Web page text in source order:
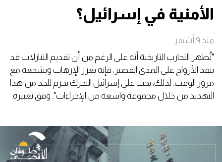
الأمنية في إسرائيل؟
منذ ٩ أشهر
"تُظهر التجارب التاريخية أنه على الرغم من أن تقديم التنازلات قد
ينقذ الأرواح على المدى القصير، فإنه يعزز الإرهاب ويشجعه مع
مرور الوقت. لذلك، يجب على إسرائيل التحرك بحزم للحد من هذا
التهديد من خلال مجموعة واسعة من الإجراءات". وفق تعبيره.